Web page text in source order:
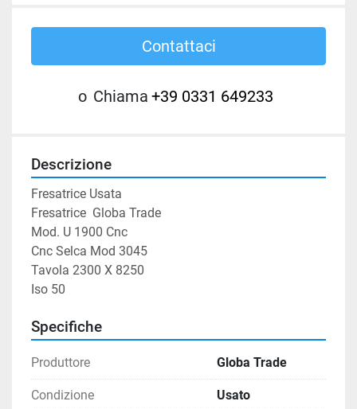
Contattaci
o Chiama +39 0331 649233
Descrizione
Fresatrice Usata
Fresatrice  Globa Trade
Mod. U 1900 Cnc
Cnc Selca Mod 3045
Tavola 2300 X 8250
Iso 50
Specifiche
Produttore Globa Trade
Condizione Usato